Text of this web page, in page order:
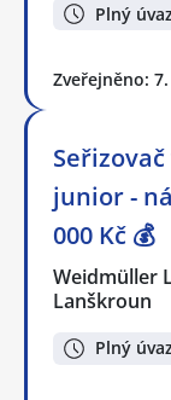
Plný
Zveřejněno:
junior -
000 Kč 💰
Weidmüller
Lanškroun
Plný